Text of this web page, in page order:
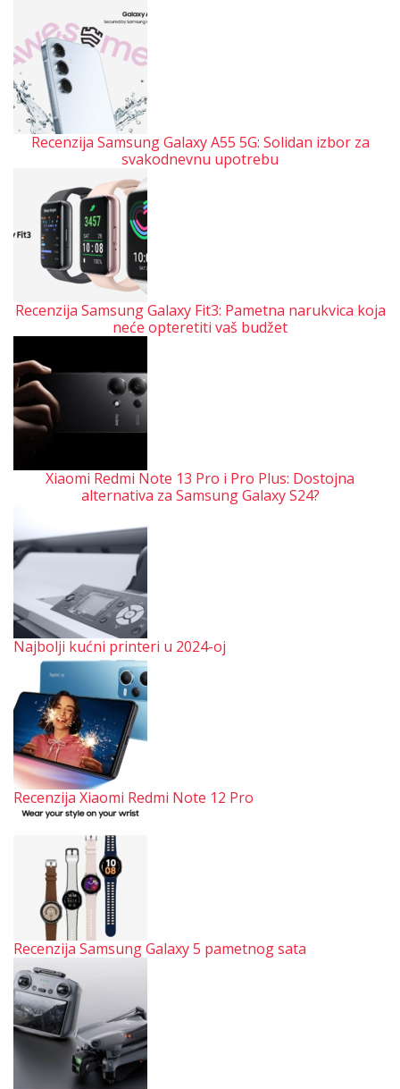
Recenzija Samsung Galaxy A55 5G: Solidan izbor za
svakodnevnu upotrebu
Recenzija Samsung Galaxy Fit3: Pametna narukvica koja
neće opteretiti vaš budžet
Xiaomi Redmi Note 13 Pro i Pro Plus: Dostojna
alternativa za Samsung Galaxy S24?
Najbolji kućni printeri u 2024-oj
Recenzija Xiaomi Redmi Note 12 Pro
Recenzija Samsung Galaxy 5 pametnog sata